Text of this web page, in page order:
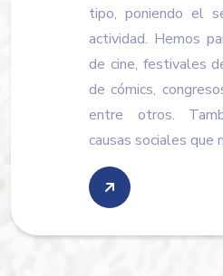
tipo, poniendo el
actividad. Hemos
de cine, festivales
de cómics,
entre otros.
causas sociales que